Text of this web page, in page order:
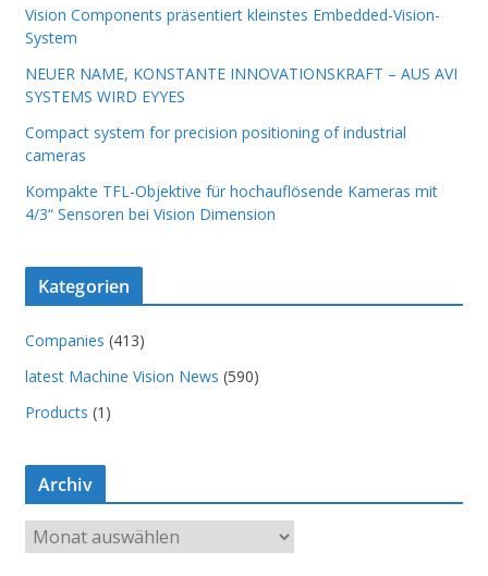
Vision Components präsentiert kleinstes Embedded-Vision-
System
NEUER NAME, KONSTANTE INNOVATIONSKRAFT – AUS AVI
SYSTEMS WIRD EYYES
Compact system for precision positioning of industrial
cameras
Kompakte TFL-Objektive für hochauflösende Kameras mit
4/3“ Sensoren bei Vision Dimension
Kategorien
Companies (413)
latest Machine Vision News (590)
Products (1)
Archiv
r